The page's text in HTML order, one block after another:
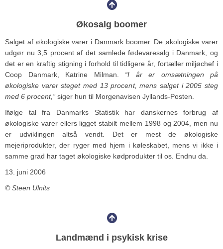
Økosalg boomer
Salget af økologiske varer i Danmark boomer. De økologiske varer
udgør nu 3,5 procent af det samlede fødevaresalg i Danmark, og
det er en kraftig stigning i forhold til tidligere år, fortæller miljøchef i
Coop Danmark, Katrine Milman. “I år er omsætningen på
økologiske varer steget med 13 procent, mens salget i 2005 steg
med 6 procent,” siger hun til Morgenavisen Jyllands-Posten.
Ifølge tal fra Danmarks Statistik har danskernes forbrug af
økologiske varer ellers ligget stabilt mellem 1998 og 2004, men nu
er udviklingen altså vendt. Det er mest de økologiske
mejeriprodukter, der ryger med hjem i køleskabet, mens vi ikke i
samme grad har taget økologiske kødprodukter til os. Endnu da.
13. juni 2006
© Steen Ulnits
Landmænd i psykisk krise